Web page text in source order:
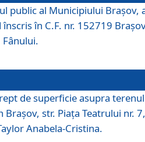
public al Municipiului Braşov,
în C.F. nr. 152719
Fânului.
de superficie asupra
str. Piața Teatrului nr. 7,
Anabela-Cristina.